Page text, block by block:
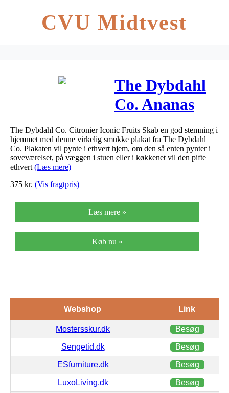
CVU Midtvest
The Dybdahl
Co. Ananas
Plakat (50 x
70 cm.)
The Dybdahl Co. Citronier Iconic Fruits Skab en god stemning i
hjemmet med denne virkelig smukke plakat fra The Dybdahl
Co. Plakaten vil pynte i ethvert hjem, om den så enten pynter i
soveværelset, på væggen i stuen eller i køkkenet vil den pifte
ethvert (Læs mere)
375 kr. (Vis fragtpris)
Læs mere »
Køb nu »
Webshop Link
Mostersskur.dk Besøg
Sengetid.dk Besøg
ESfurniture.dk Besøg
LuxoLiving.dk Besøg